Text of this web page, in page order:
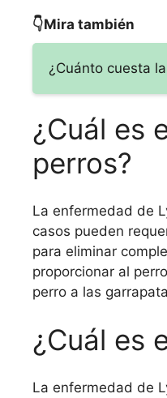
👇Mira también
¿Cuánto cuesta
¿Cuál es
perros?
La enfermedad de
casos pueden
para eliminar
proporcionar al perro
perro a las
¿Cuál es
La enfermedad de